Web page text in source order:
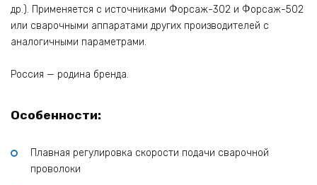
др.). Применяется с источниками Форсаж-302 и Форсаж-502
или сварочными аппаратами других производителей с
аналогичными параметрами.
Россия — родина бренда.
Особенности:
Плавная регулировка скорости подачи сварочной
проволоки